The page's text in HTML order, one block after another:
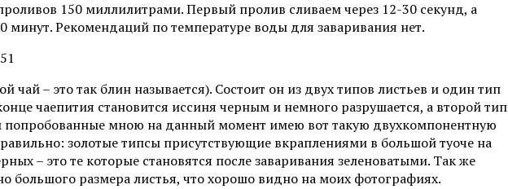
150 миллилитрами. Первый пролив сливаем через 12-30 секунд, а
минут. Рекомендаций по температуре воды для заваривания нет.
чай – это так блин называется). Состоит он из двух типов листьев и один тип
чаепития становится иссиня черным и немного разрушается, а второй тип
попробованные мною на данный момент имею вот такую двухкомпонентную
золотые типсы присутствующие вкраплениями в большой туоче на
– это те которые становятся после заваривания зеленоватыми. Так же
большого размера листья, что хорошо видно на моих фотографиях.